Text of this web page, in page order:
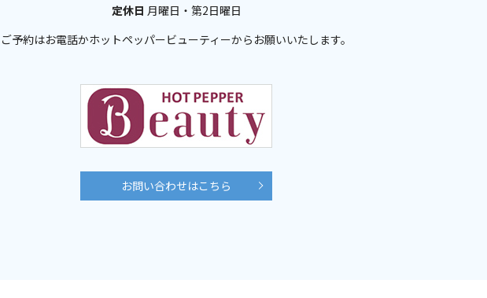
定休日 月曜日・第2日曜日
ご予約はお電話かホットペッパービューティーからお願いいたします。
お問い合わせはこちら